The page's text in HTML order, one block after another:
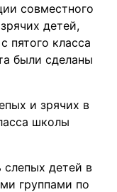
совместного
детей,
пятого класса
были сделаны
и зрячих в
школы
слепых детей в
группами по